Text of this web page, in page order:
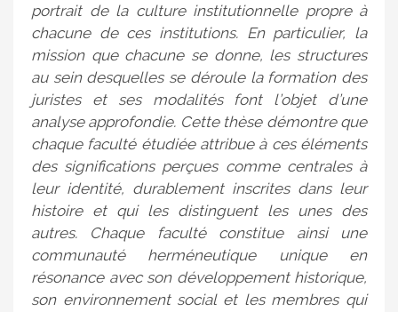
portrait de la culture institutionnelle propre à
chacune de ces institutions. En particulier, la
mission que chacune se donne, les structures
au sein desquelles se déroule la formation des
juristes et ses modalités font l’objet d’une
analyse approfondie. Cette thèse démontre que
chaque faculté étudiée attribue à ces éléments
des significations perçues comme centrales à
leur identité, durablement inscrites dans leur
histoire et qui les distinguent les unes des
autres. Chaque faculté constitue ainsi une
communauté herméneutique unique en
résonance avec son développement historique,
son environnement social et les membres qui